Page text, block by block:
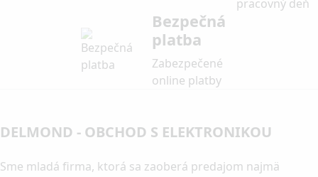
pracovný deň
Bezpečná
platba
Zabezpečené
online platby
DELMOND - OBCHOD S ELEKTRONIKOU
Sme mladá firma, ktorá sa zaoberá predajom najmä